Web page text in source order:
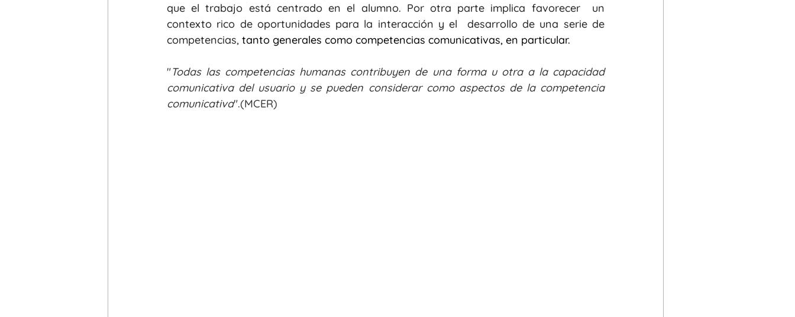
que el trabajo está centrado en el alumno. Por otra parte implica favorecer  un
contexto rico de oportunidades para la interacción y el  desarrollo de una serie de
competencias, tanto generales como competencias comunicativas, en particular.
"Todas las competencias humanas contribuyen de una forma u otra a la capacidad
comunicativa del usuario y se pueden considerar como aspectos de la competencia
comunicativa".(MCER)